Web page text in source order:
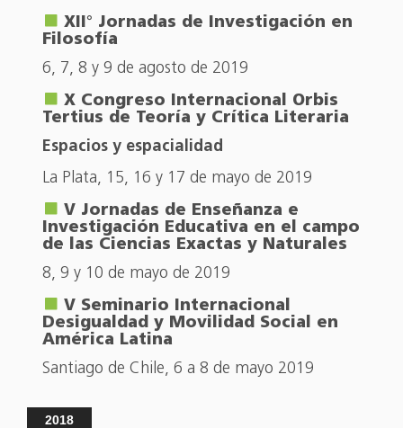
XII° Jornadas de Investigación en
Filosofía
6, 7, 8 y 9 de agosto de 2019
X Congreso Internacional Orbis
Tertius de Teoría y Crítica Literaria
Espacios y espacialidad
La Plata, 15, 16 y 17 de mayo de 2019
V Jornadas de Enseñanza e
Investigación Educativa en el campo
de las Ciencias Exactas y Naturales
8, 9 y 10 de mayo de 2019
V Seminario Internacional
Desigualdad y Movilidad Social en
América Latina
Santiago de Chile, 6 a 8 de mayo 2019
2018